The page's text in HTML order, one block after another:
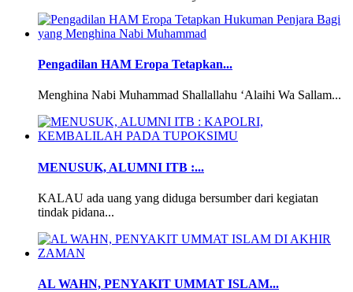
Pengadilan HAM Eropa Tetapkan...
Menghina Nabi Muhammad Shallallahu ‘Alaihi Wa Sallam...
MENUSUK, ALUMNI ITB :...
KALAU ada uang yang diduga bersumber dari kegiatan
tindak pidana...
AL WAHN, PENYAKIT UMMAT ISLAM...